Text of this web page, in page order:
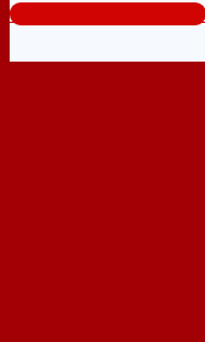
www.cuagocuathep.com